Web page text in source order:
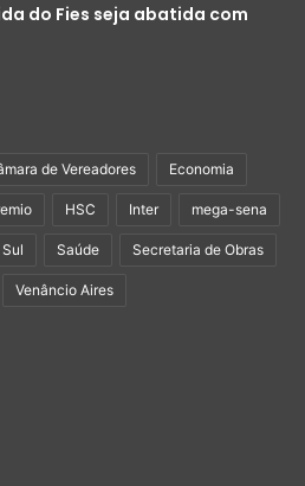
do Fies seja abatida com
de Vereadores Economia
HSC Inter mega-sena
Saúde Secretaria de Obras
Venâncio Aires